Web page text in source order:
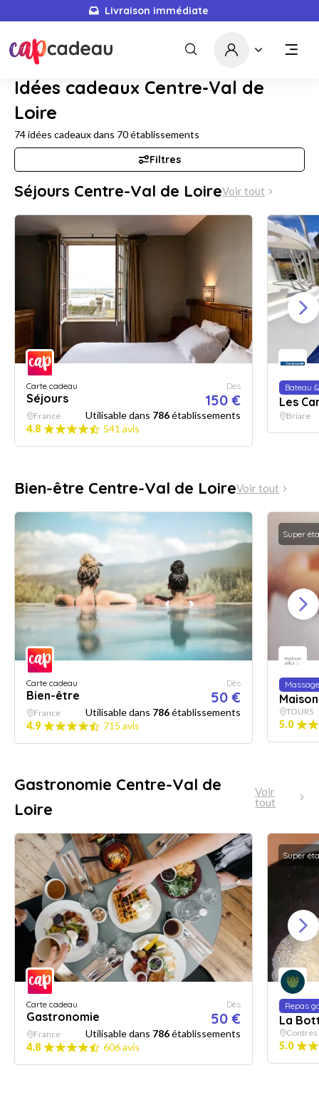
Livraison immédiate
Idées cadeaux Centre-Val de
Loire
74idées cadeaux dans 70établissements
Filtres
Séjours Centre-Val de LoireVoir tout
Carte cadeau
Séjours
Dès
150 €
France Utilisable dans 786établissements
4.8
541 avis
Bateau
Les
Briare
Bien-être Centre-Val de LoireVoir tout
Carte cadeau
Bien-être
Dès
50 €
France Utilisable dans 786établissements
4.9
715 avis
Super
Massage
TOURS
5.0
Gastronomie Centre-Val de
Loire
Voir
tout
Carte cadeau
Gastronomie
Dès
50 €
France Utilisable dans 786établissements
4.8
606 avis
Super
Repas
La
Contres
5.0